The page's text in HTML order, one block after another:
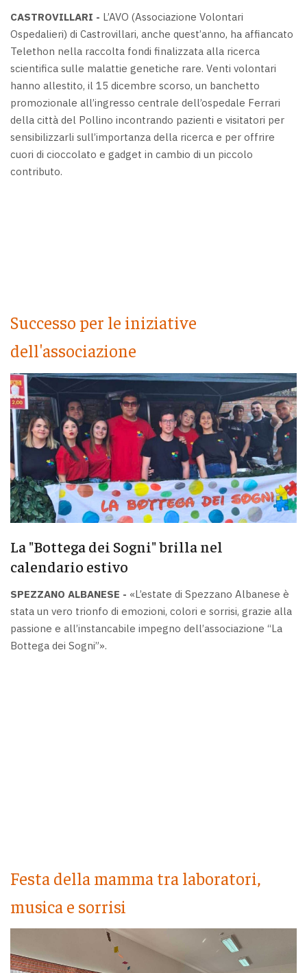
CASTROVILLARI - L’AVO (Associazione Volontari
Ospedalieri) di Castrovillari, anche quest’anno, ha affiancato
Telethon nella raccolta fondi finalizzata alla ricerca
scientifica sulle malattie genetiche rare. Venti volontari
hanno allestito, il 15 dicembre scorso, un banchetto
promozionale all’ingresso centrale dell’ospedale Ferrari
della città del Pollino incontrando pazienti e visitatori per
sensibilizzarli sull’importanza della ricerca e per offrire
cuori di cioccolato e gadget in cambio di un piccolo
contributo.
Successo per le iniziative
dell'associazione
La "Bottega dei Sogni" brilla nel
calendario estivo
SPEZZANO ALBANESE - «L’estate di Spezzano Albanese è
stata un vero trionfo di emozioni, colori e sorrisi, grazie alla
passione e all’instancabile impegno dell’associazione “La
Bottega dei Sogni”».
Festa della mamma tra laboratori,
musica e sorrisi